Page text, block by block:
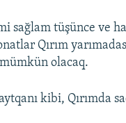
sağlam tüşünce ve
Qırım
olacaq.
kibi, Qırımda